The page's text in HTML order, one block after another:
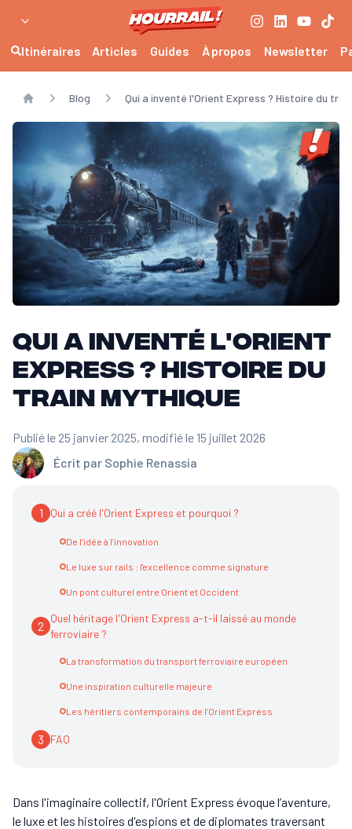
Itinéraires Articles Guides À propos Newsletter
Home
Blog Qui a inventé l'Orient Express ? Histoire du
Qui a inventé l'Orient
Express ? Histoire du
train mythique
Écrit par Sophie Renassia
Publié le 25 janvier 2025, modifié le 15 juillet 2026
1 Qui a créé l'Orient Express et pourquoi ?
De l’idée à l’innovation
Le luxe sur rails : l'excellence comme signature
Un pont culturel entre Orient et Occident
2
Quel héritage l'Orient Express a-t-il laissé au monde
ferroviaire ?
La transformation du transport ferroviaire européen
Une inspiration culturelle majeure
Les héritiers contemporains de l’Orient Express
3 FAQ
Dans l'imaginaire collectif, l'Orient Express évoque l’aventure,
le luxe et les histoires d'espions et de diplomates traversant